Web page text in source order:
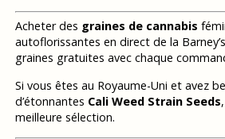
Acheter des graines de cannabis
autoflorissantes en direct de la
graines gratuites avec chaque
Si vous êtes au Royaume-Uni et avez
d’étonnantes Cali Weed Strain Seeds
meilleure sélection.